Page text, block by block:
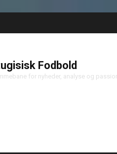
Fodbold
for nyheder, analyse og